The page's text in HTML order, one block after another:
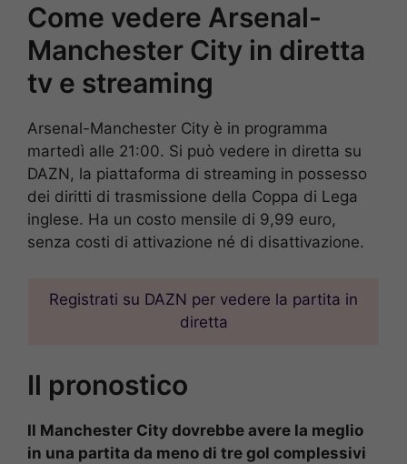
Come vedere Arsenal-
Manchester City in diretta
tv e streaming
Arsenal-Manchester City è in programma
martedì alle 21:00. Si può vedere in diretta su
DAZN, la piattaforma di streaming in possesso
dei diritti di trasmissione della Coppa di Lega
inglese. Ha un costo mensile di 9,99 euro,
senza costi di attivazione né di disattivazione.
Registrati su DAZN per vedere la partita in
diretta
Il pronostico
Il Manchester City dovrebbe avere la meglio
in una partita da meno di tre gol complessivi